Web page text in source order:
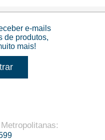
e-mails
de produtos,
mais!
: